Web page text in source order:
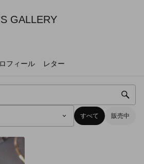
GALLERY
フィール レター
すべて 販売中